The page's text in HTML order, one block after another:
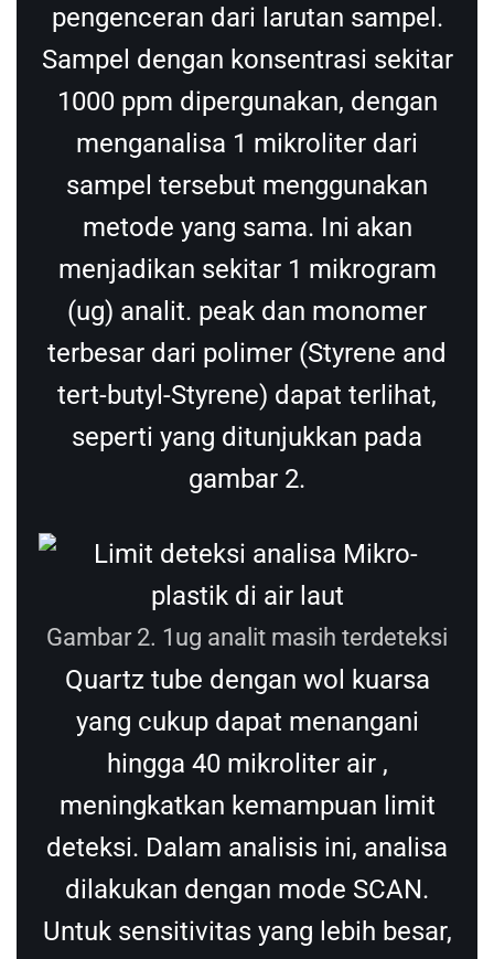
pengenceran dari larutan sampel.
Sampel dengan konsentrasi sekitar
1000 ppm dipergunakan, dengan
menganalisa 1 mikroliter dari
sampel tersebut menggunakan
metode yang sama. Ini akan
menjadikan sekitar 1 mikrogram
(ug) analit. peak dan monomer
terbesar dari polimer (Styrene and
tert-butyl-Styrene) dapat terlihat,
seperti yang ditunjukkan pada
gambar 2.
Gambar 2. 1ug analit masih terdeteksi
Quartz tube dengan wol kuarsa
yang cukup dapat menangani
hingga 40 mikroliter air ,
meningkatkan kemampuan limit
deteksi. Dalam analisis ini, analisa
dilakukan dengan mode SCAN.
Untuk sensitivitas yang lebih besar,